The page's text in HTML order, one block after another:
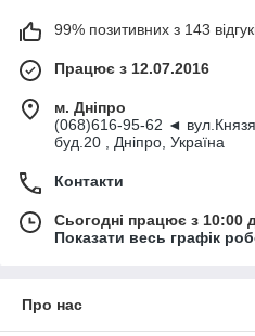
99% позитивних з 143
Працює з 12.07.2016
м. Дніпро
(068)616-95-62 ◄
буд.20 , Дніпро, Україна
Контакти
Сьогодні працює з 10:00
Показати весь графік
Про нас